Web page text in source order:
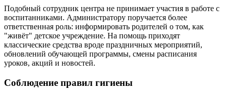
Подобный сотрудник центра не принимает участия в работе с
воспитанниками. Администратору поручается более
ответственная роль: информировать родителей о том, как
"живёт" детское учреждение. На помощь приходят
классические средства вроде праздничных мероприятий,
обновлений обучающей программы, смены расписания
уроков, акций и новостей.
Соблюдение правил гигиены